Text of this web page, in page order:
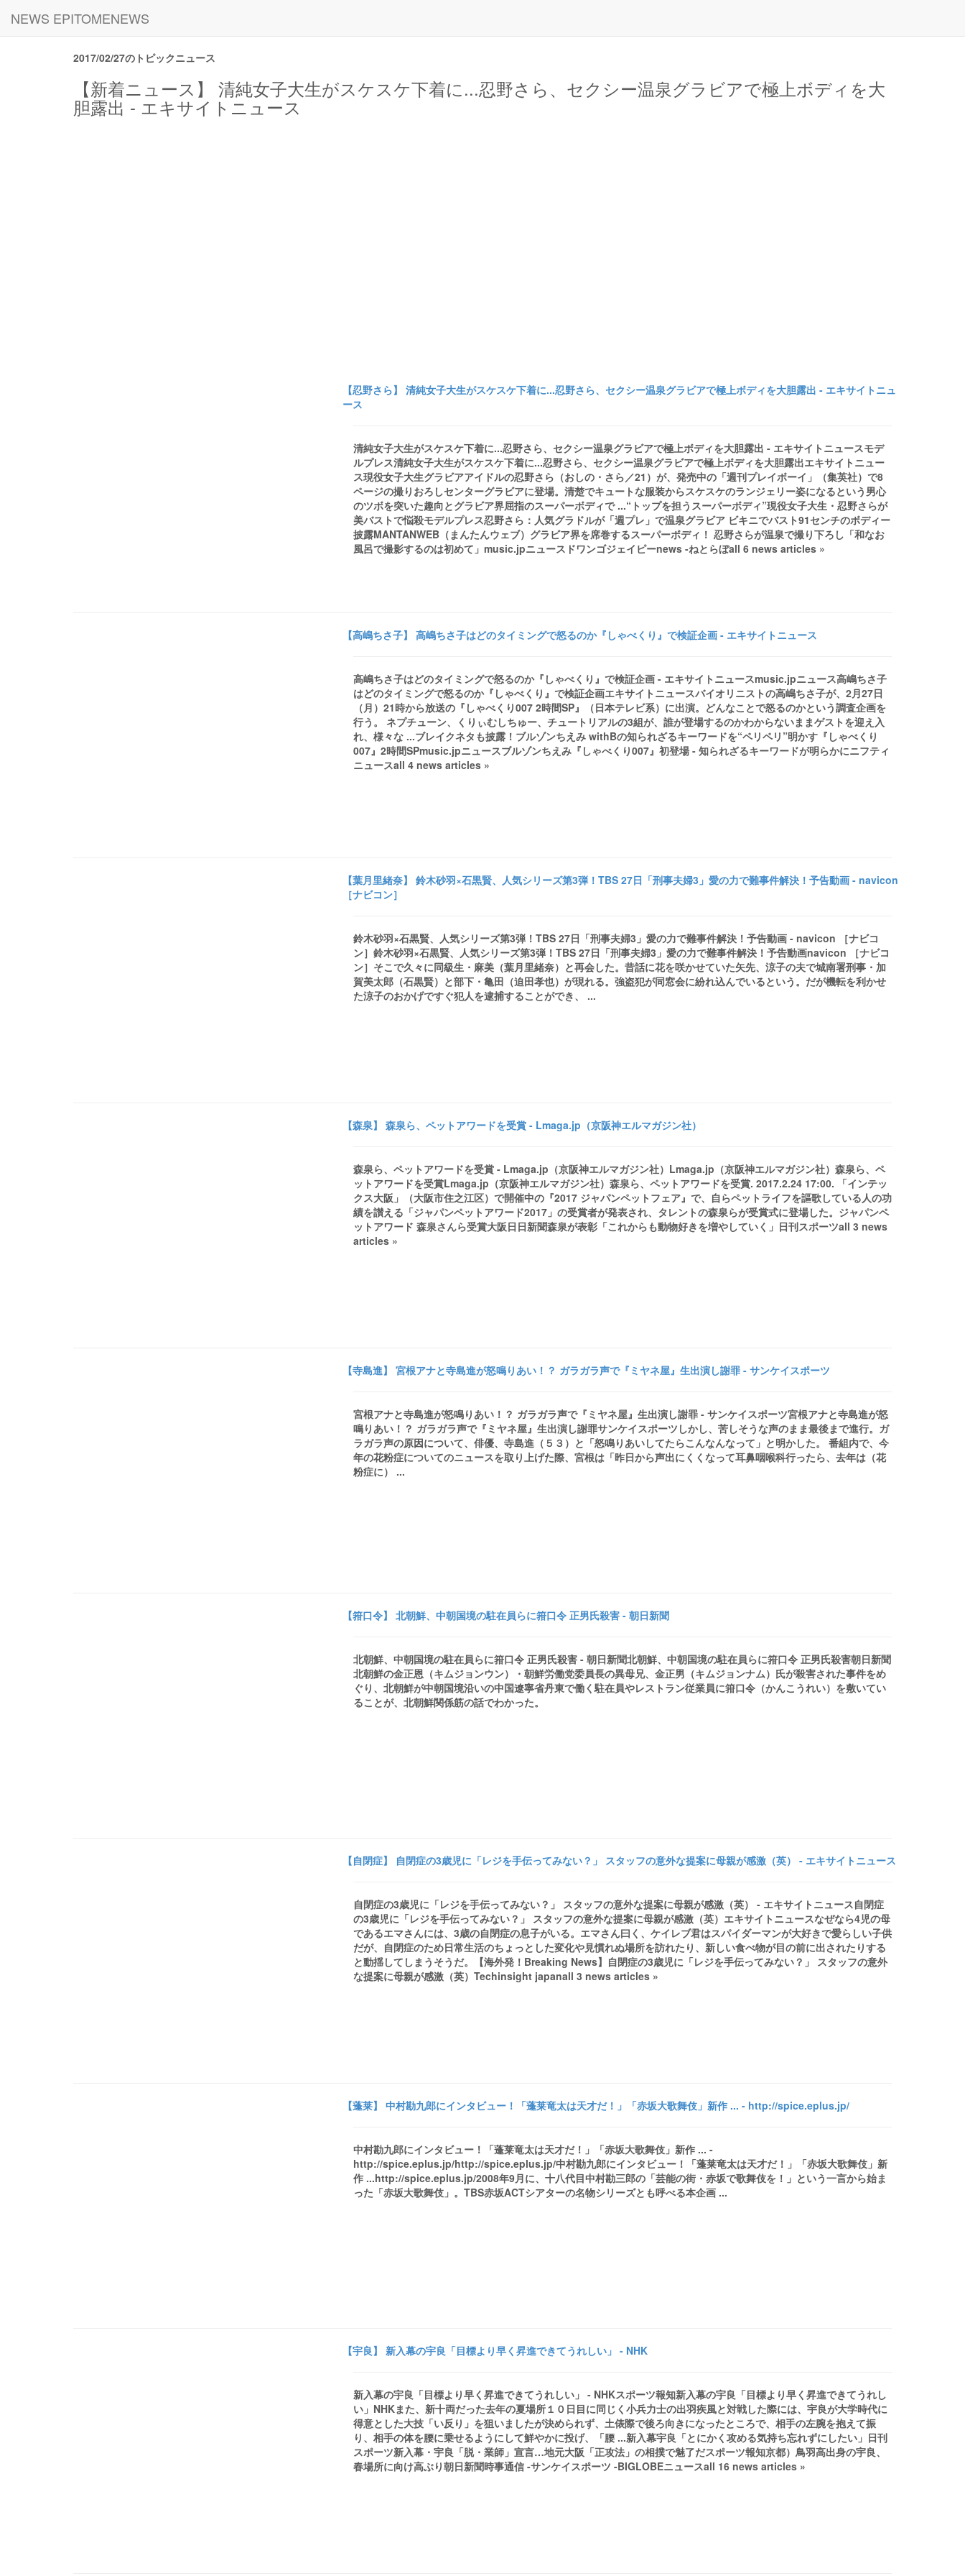
NEWS EPITOMENEWS
2017/02/27のトピックニュース
【新着ニュース】 清純女子大生がスケスケ下着に...忍野さら、セクシー温泉グラビアで極上ボディを大
胆露出 - エキサイトニュース
【忍野さら】 清純女子大生がスケスケ下着に...忍野さら、セクシー温泉グラビアで極上ボディを大胆露出 - エキサイトニュ
ース
清純女子大生がスケスケ下着に...忍野さら、セクシー温泉グラビアで極上ボディを大胆露出 - エキサイトニュースモデ
ルプレス清純女子大生がスケスケ下着に...忍野さら、セクシー温泉グラビアで極上ボディを大胆露出エキサイトニュー
ス現役女子大生グラビアアイドルの忍野さら（おしの・さら／21）が、発売中の「週刊プレイボーイ」（集英社）で8
ページの撮りおろしセンターグラビアに登場。清楚でキュートな服装からスケスケのランジェリー姿になるという男心
のツボを突いた趣向とグラビア界屈指のスーパーボディで ...“トップを担うスーパーボディ”現役女子大生・忍野さらが
美バストで悩殺モデルプレス忍野さら：人気グラドルが「週プレ」で温泉グラビア ビキニでバスト91センチのボディー
披露MANTANWEB（まんたんウェブ）グラビア界を席巻するスーパーボディ！ 忍野さらが温泉で撮り下ろし「和なお
風呂で撮影するのは初めて」music.jpニュースドワンゴジェイピーnews -ねとらぼall 6 news articles »
【高嶋ちさ子】 高嶋ちさ子はどのタイミングで怒るのか『しゃべくり』で検証企画 - エキサイトニュース
高嶋ちさ子はどのタイミングで怒るのか『しゃべくり』で検証企画 - エキサイトニュースmusic.jpニュース高嶋ちさ子
はどのタイミングで怒るのか『しゃべくり』で検証企画エキサイトニュースバイオリニストの高嶋ちさ子が、2月27日
（月）21時から放送の『しゃべくり007 2時間SP』（日本テレビ系）に出演。どんなことで怒るのかという調査企画を
行う。 ネプチューン、くりぃむしちゅー、チュートリアルの3組が、誰が登場するのかわからないままゲストを迎え入
れ、様々な ...ブレイクネタも披露！ブルゾンちえみ withBの知られざるキーワードを“ペリペリ”明かす『しゃべくり
007』2時間SPmusic.jpニュースブルゾンちえみ『しゃべくり007』初登場 - 知られざるキーワードが明らかにニフティ
ニュースall 4 news articles »
【葉月里緒奈】 鈴木砂羽×石黒賢、人気シリーズ第3弾！TBS 27日「刑事夫婦3」愛の力で難事件解決！予告動画 - navicon
［ナビコン］
鈴木砂羽×石黒賢、人気シリーズ第3弾！TBS 27日「刑事夫婦3」愛の力で難事件解決！予告動画 - navicon ［ナビコ
ン］鈴木砂羽×石黒賢、人気シリーズ第3弾！TBS 27日「刑事夫婦3」愛の力で難事件解決！予告動画navicon ［ナビコ
ン］そこで久々に同級生・麻美（葉月里緒奈）と再会した。昔話に花を咲かせていた矢先、涼子の夫で城南署刑事・加
賀美太郎（石黒賢）と部下・亀田（迫田孝也）が現れる。強盗犯が同窓会に紛れ込んでいるという。だが機転を利かせ
た涼子のおかげですぐ犯人を逮捕することができ、 ...
【森泉】 森泉ら、ペットアワードを受賞 - Lmaga.jp（京阪神エルマガジン社）
森泉ら、ペットアワードを受賞 - Lmaga.jp（京阪神エルマガジン社）Lmaga.jp（京阪神エルマガジン社）森泉ら、ペ
ットアワードを受賞Lmaga.jp（京阪神エルマガジン社）森泉ら、ペットアワードを受賞. 2017.2.24 17:00. 「インテッ
クス大阪」（大阪市住之江区）で開催中の『2017 ジャパンペットフェア』で、自らペットライフを謳歌している人の功
績を讃える「ジャパンペットアワード2017」の受賞者が発表され、タレントの森泉らが受賞式に登場した。ジャパンペ
ットアワード 森泉さんら受賞大阪日日新聞森泉が表彰「これからも動物好きを増やしていく」日刊スポーツall 3 news
articles »
【寺島進】 宮根アナと寺島進が怒鳴りあい！？ ガラガラ声で『ミヤネ屋』生出演し謝罪 - サンケイスポーツ
宮根アナと寺島進が怒鳴りあい！？ ガラガラ声で『ミヤネ屋』生出演し謝罪 - サンケイスポーツ宮根アナと寺島進が怒
鳴りあい！？ ガラガラ声で『ミヤネ屋』生出演し謝罪サンケイスポーツしかし、苦しそうな声のまま最後まで進行。ガ
ラガラ声の原因について、俳優、寺島進（５３）と「怒鳴りあいしてたらこんなんなって」と明かした。 番組内で、今
年の花粉症についてのニュースを取り上げた際、宮根は「昨日から声出にくくなって耳鼻咽喉科行ったら、去年は（花
粉症に） ...
【箝口令】 北朝鮮、中朝国境の駐在員らに箝口令 正男氏殺害 - 朝日新聞
北朝鮮、中朝国境の駐在員らに箝口令 正男氏殺害 - 朝日新聞北朝鮮、中朝国境の駐在員らに箝口令 正男氏殺害朝日新聞
北朝鮮の金正恩（キムジョンウン）・朝鮮労働党委員長の異母兄、金正男（キムジョンナム）氏が殺害された事件をめ
ぐり、北朝鮮が中朝国境沿いの中国遼寧省丹東で働く駐在員やレストラン従業員に箝口令（かんこうれい）を敷いてい
ることが、北朝鮮関係筋の話でわかった。
【自閉症】 自閉症の3歳児に「レジを手伝ってみない？」 スタッフの意外な提案に母親が感激（英） - エキサイトニュース
自閉症の3歳児に「レジを手伝ってみない？」 スタッフの意外な提案に母親が感激（英） - エキサイトニュース自閉症
の3歳児に「レジを手伝ってみない？」 スタッフの意外な提案に母親が感激（英）エキサイトニュースなぜなら4児の母
であるエマさんには、3歳の自閉症の息子がいる。エマさん曰く、ケイレブ君はスパイダーマンが大好きで愛らしい子供
だが、自閉症のため日常生活のちょっとした変化や見慣れぬ場所を訪れたり、新しい食べ物が目の前に出されたりする
と動揺してしまうそうだ。【海外発！Breaking News】自閉症の3歳児に「レジを手伝ってみない？」 スタッフの意外
な提案に母親が感激（英）Techinsight japanall 3 news articles »
【蓬莱】 中村勘九郎にインタビュー！「蓬莱竜太は天才だ！」「赤坂大歌舞伎」新作 ... - http://spice.eplus.jp/
中村勘九郎にインタビュー！「蓬莱竜太は天才だ！」「赤坂大歌舞伎」新作 ... -
http://spice.eplus.jp/http://spice.eplus.jp/中村勘九郎にインタビュー！「蓬莱竜太は天才だ！」「赤坂大歌舞伎」新
作 ...http://spice.eplus.jp/2008年9月に、十八代目中村勘三郎の「芸能の街・赤坂で歌舞伎を！」という一言から始ま
った「赤坂大歌舞伎」。TBS赤坂ACTシアターの名物シリーズとも呼べる本企画 ...
【宇良】 新入幕の宇良「目標より早く昇進できてうれしい」 - NHK
新入幕の宇良「目標より早く昇進できてうれしい」 - NHKスポーツ報知新入幕の宇良「目標より早く昇進できてうれし
い」NHKまた、新十両だった去年の夏場所１０日目に同じく小兵力士の出羽疾風と対戦した際には、宇良が大学時代に
得意とした大技「い反り」を狙いましたが決められず、土俵際で後ろ向きになったところで、相手の左腕を抱えて振
り、相手の体を腰に乗せるようにして鮮やかに投げ、「腰 ...新入幕宇良「とにかく攻める気持ち忘れずにしたい」日刊
スポーツ新入幕・宇良「脱・業師」宣言…地元大阪「正攻法」の相撲で魅了だスポーツ報知京都）鳥羽高出身の宇良、
春場所に向け高ぶり朝日新聞時事通信 -サンケイスポーツ -BIGLOBEニュースall 16 news articles »